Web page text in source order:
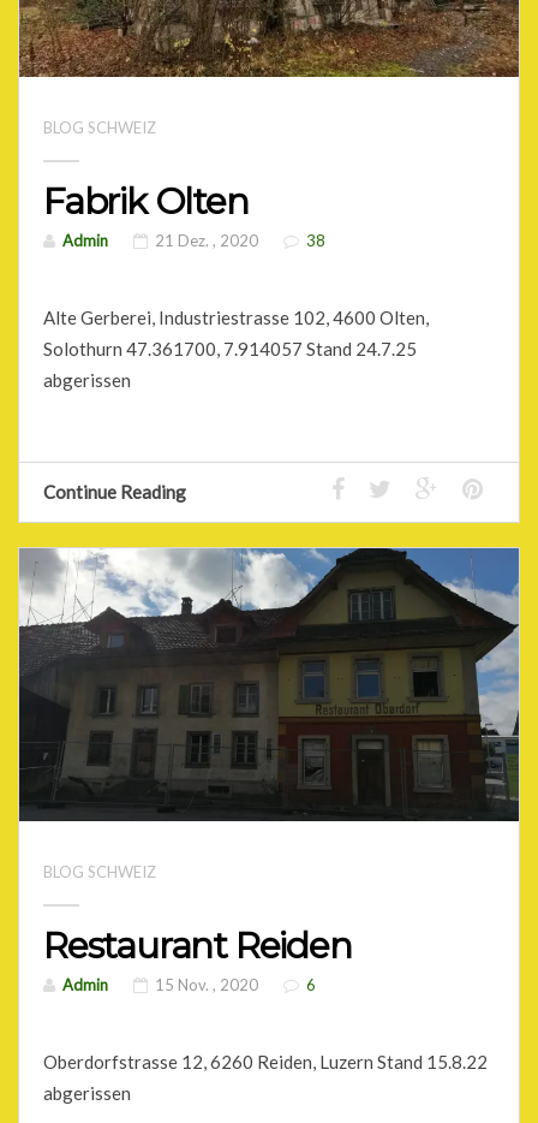
BLOG SCHWEIZ
Fabrik Olten
Admin 21 Dez. , 2020 38
Alte Gerberei, Industriestrasse 102, 4600 Olten,
Solothurn 47.361700, 7.914057 Stand 24.7.25
abgerissen
Continue Reading
BLOG SCHWEIZ
Restaurant Reiden
Admin 15 Nov. , 2020 6
Oberdorfstrasse 12, 6260 Reiden, Luzern Stand 15.8.22
abgerissen